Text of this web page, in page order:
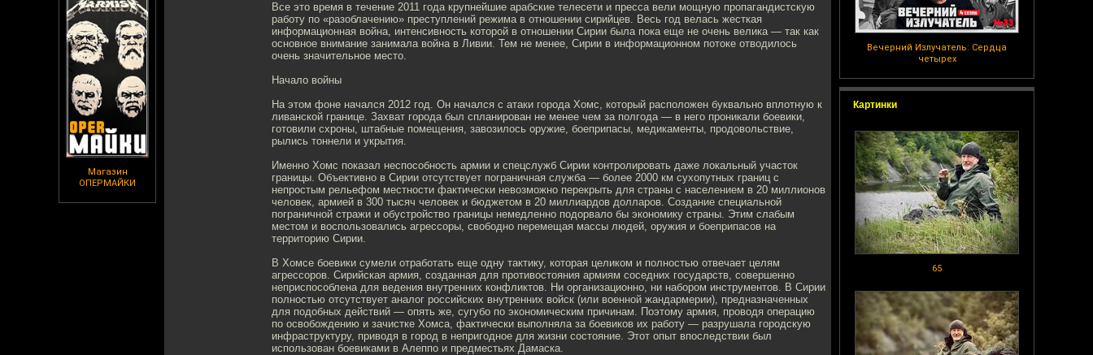
Магазин
ОПЕРМАЙКИ
Вечерний Излучатель: Сердца
четырех
Картинки
65
Все это время в течение 2011 года крупнейшие арабские телесети и пресса вели мощную пропагандистскую
работу по «разоблачению» преступлений режима в отношении сирийцев. Весь год велась жесткая
информационная война, интенсивность которой в отношении Сирии была пока еще не очень велика — так как
основное внимание занимала война в Ливии. Тем не менее, Сирии в информационном потоке отводилось
очень значительное место.
Начало войны
На этом фоне начался 2012 год. Он начался с атаки города Хомс, который расположен буквально вплотную к
ливанской границе. Захват города был спланирован не менее чем за полгода — в него проникали боевики,
готовили схроны, штабные помещения, завозилось оружие, боеприпасы, медикаменты, продовольствие,
рылись тоннели и укрытия.
Именно Хомс показал неспособность армии и спецслужб Сирии контролировать даже локальный участок
границы. Объективно в Сирии отсутствует пограничная служба — более 2000 км сухопутных границ с
непростым рельефом местности фактически невозможно перекрыть для страны с населением в 20 миллионов
человек, армией в 300 тысяч человек и бюджетом в 20 миллиардов долларов. Создание специальной
пограничной стражи и обустройство границы немедленно подорвало бы экономику страны. Этим слабым
местом и воспользовались агрессоры, свободно перемещая массы людей, оружия и боеприпасов на
территорию Сирии.
В Хомсе боевики сумели отработать еще одну тактику, которая целиком и полностью отвечает целям
агрессоров. Сирийская армия, созданная для противостояния армиям соседних государств, совершенно
неприспособлена для ведения внутренних конфликтов. Ни организационно, ни набором инструментов. В Сирии
полностью отсутствует аналог российских внутренних войск (или военной жандармерии), предназначенных
для подобных действий — опять же, сугубо по экономическим причинам. Поэтому армия, проводя операцию
по освобождению и зачистке Хомса, фактически выполняла за боевиков их работу — разрушала городскую
инфраструктуру, приводя в город в непригодное для жизни состояние. Этот опыт впоследствии был
использован боевиками в Алеппо и предместьях Дамаска.